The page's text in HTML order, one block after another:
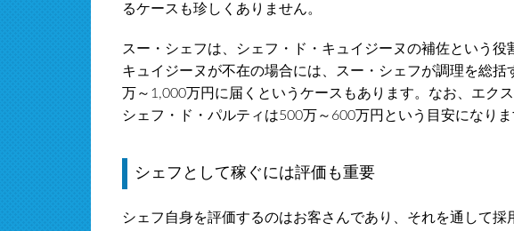
るケースも珍しくありません。
スー・シェフは、シェフ・ド・キュイジーヌの補佐という役
キュイジーヌが不在の場合には、スー・シェフが調理を総
万～1,000万円に届くというケースもあります。なお、エク
シェフ・ド・パルティは500万～600万円という目安になりま
シェフとして稼ぐには評価も重要
シェフ自身を評価するのはお客さんであり、それを通して